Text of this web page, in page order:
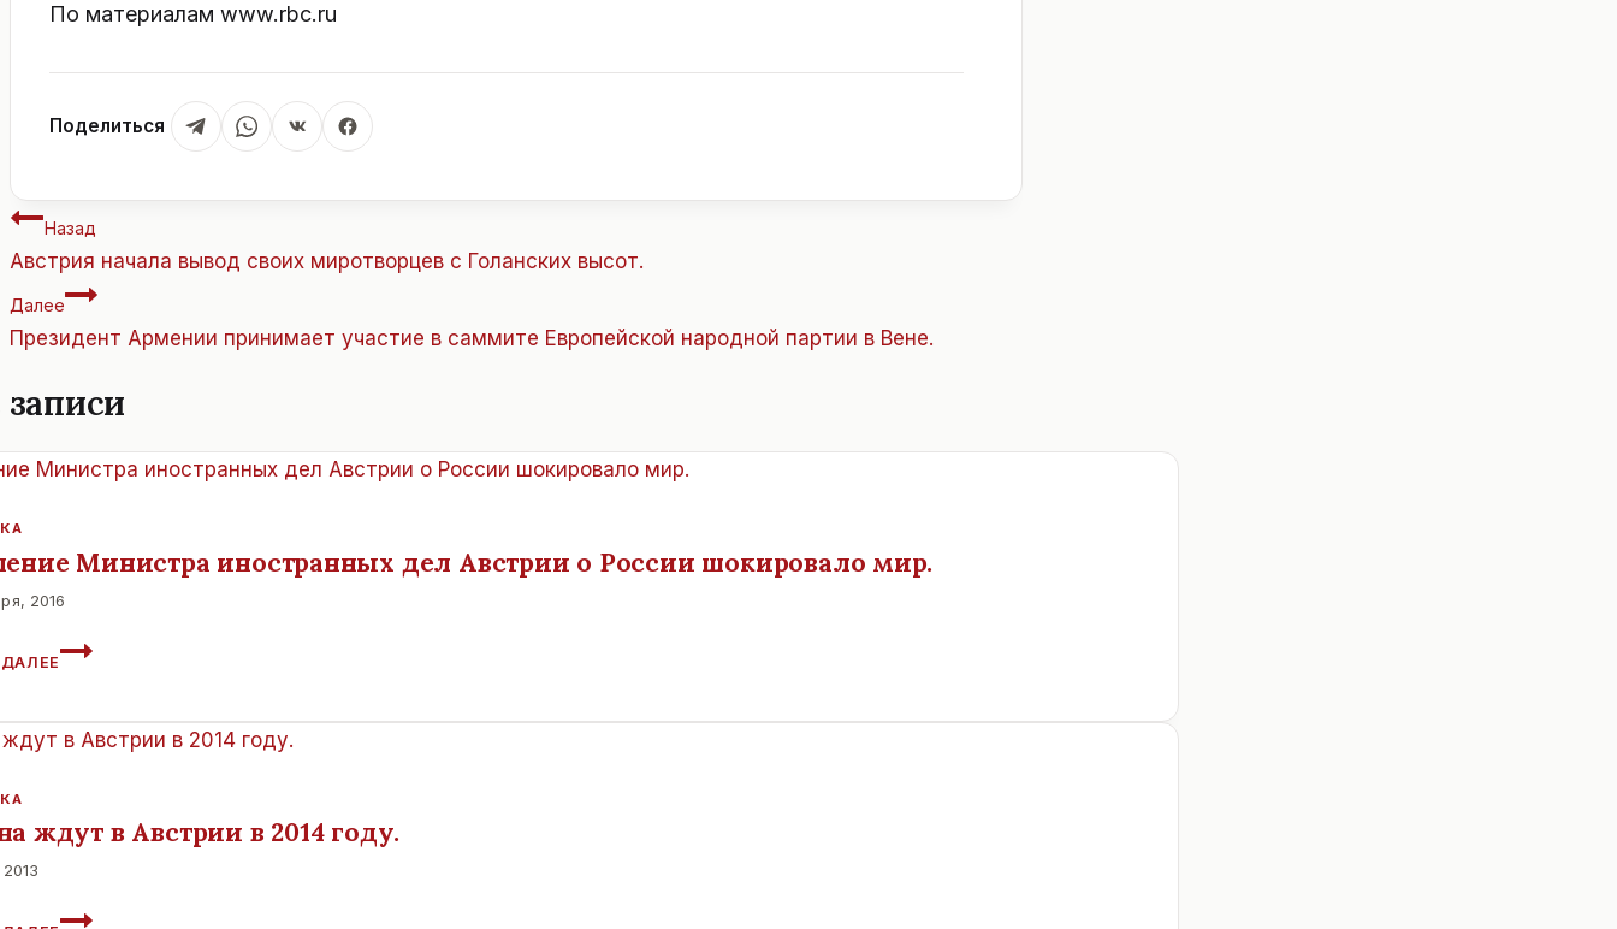
По материалам www.rbc.ru
Поделиться
Навигация
по
записям
Назад
Австрия начала вывод своих миротворцев с Голанских высот.
Далее
Президент Армении принимает участие в саммите Европейской народной партии в Вене.
Министра иностранных дел Австрии о России шокировало мир.
2016
ЗАЯВЛЕНИЕ
ДЕЛ
АВСТРИИ
ШОКИРОВАЛО
МИР.
ждут в Австрии в 2014 году.
ПУТИНА